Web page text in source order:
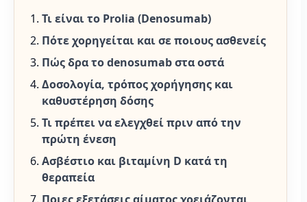
Τι είναι το Prolia (Denosumab)
Πότε χορηγείται και σε ποιους ασθενείς
Πώς δρα το denosumab στα οστά
Δοσολογία, τρόπος χορήγησης και
καθυστέρηση δόσης
Τι πρέπει να ελεγχθεί πριν από την
πρώτη ένεση
Ασβέστιο και βιταμίνη D κατά τη
θεραπεία